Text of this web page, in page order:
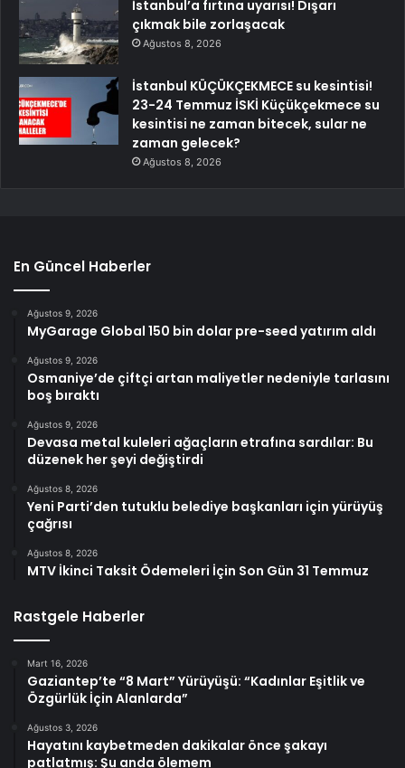
İstanbul’a fırtına uyarısı! Dışarı
çıkmak bile zorlaşacak
Ağustos 8, 2026
İstanbul KÜÇÜKÇEKMECE su kesintisi!
23-24 Temmuz İSKİ Küçükçekmece su
kesintisi ne zaman bitecek, sular ne
zaman gelecek?
Ağustos 8, 2026
En Güncel Haberler
Ağustos 9, 2026
MyGarage Global 150 bin dolar pre-seed yatırım aldı
Ağustos 9, 2026
Osmaniye’de çiftçi artan maliyetler nedeniyle tarlasını
boş bıraktı
Ağustos 9, 2026
Devasa metal kuleleri ağaçların etrafına sardılar: Bu
düzenek her şeyi değiştirdi
Ağustos 8, 2026
Yeni Parti’den tutuklu belediye başkanları için yürüyüş
çağrısı
Ağustos 8, 2026
MTV İkinci Taksit Ödemeleri İçin Son Gün 31 Temmuz
Rastgele Haberler
Mart 16, 2026
Gaziantep’te “8 Mart” Yürüyüşü: “Kadınlar Eşitlik ve
Özgürlük İçin Alanlarda”
Ağustos 3, 2026
Hayatını kaybetmeden dakikalar önce şakayı
patlatmış: Şu anda ölemem